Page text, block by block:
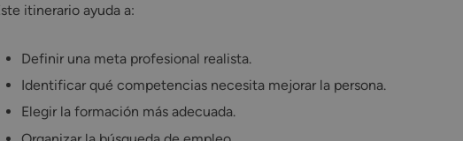
itinerario ayuda a:
Definir una meta profesional realista.
Identificar qué competencias necesita mejorar la persona.
Elegir la formación más adecuada.